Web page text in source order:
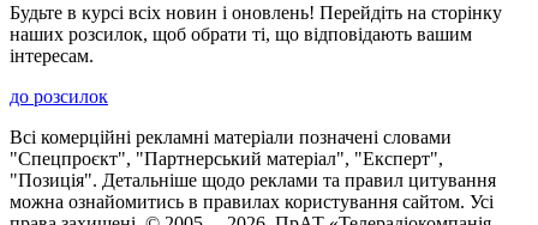
Будьте в курсі всіх новин і оновлень! Перейдіть на сторінку
наших розсилок, щоб обрати ті, що відповідають вашим
інтересам.
до розсилок
Всі комерційні рекламні матеріали позначені словами
"Спецпроєкт", "Партнерський матеріал", "Експерт",
"Позиція". Детальніше щодо реклами та правил цитування
можна ознайомитись в правилах користування сайтом. Усі